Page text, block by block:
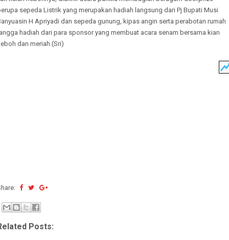
sepeda Listrik yang merupakan hadiah langsung dari Pj Bupati Musi
H Apriyadi dan sepeda gunung, kipas angin serta perabotan rumah
hadiah dari para sponsor yang membuat acara senam bersama kian
dan meriah.(Sri)
Posts: